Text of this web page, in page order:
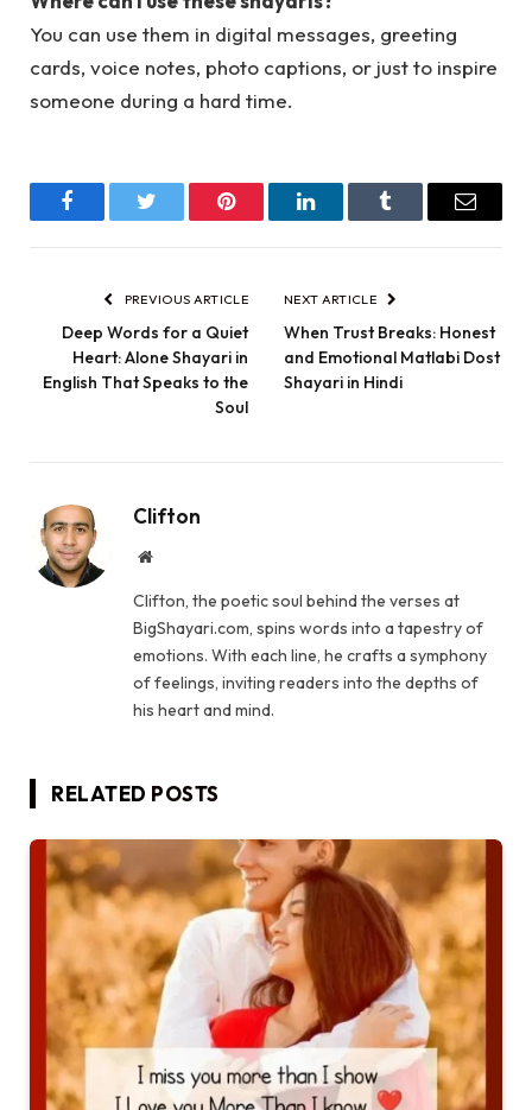
You can use them in digital messages, greeting
cards, voice notes, photo captions, or just to inspire
someone during a hard time.
FacebookTwitter Pinterest LinkedInTumblr Email
PREVIOUS ARTICLE
Deep Words for a Quiet
Heart: Alone Shayari in
English That Speaks to the
Soul
NEXT ARTICLE
When Trust Breaks: Honest
and Emotional Matlabi Dost
Shayari in Hindi
Clifton
Website
Clifton, the poetic soul behind the verses at
BigShayari.com, spins words into a tapestry of
emotions. With each line, he crafts a symphony
of feelings, inviting readers into the depths of
his heart and mind.
RELATED POSTS